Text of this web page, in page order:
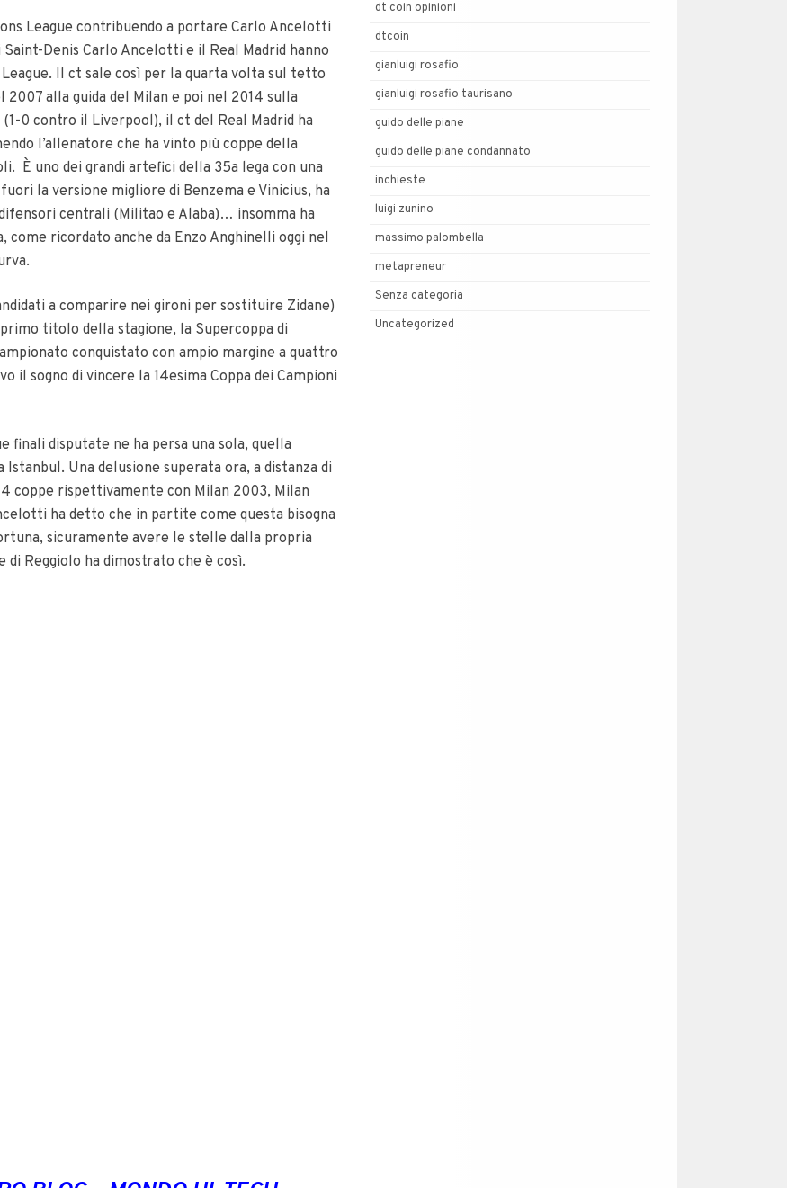
League contribuendo a portare Carlo Ancelotti
Saint-Denis Carlo Ancelotti e il Real Madrid hanno
Il ct sale così per la quarta volta sul tetto
alla guida del Milan e poi nel 2014 sulla
0 contro il Liverpool), il ct del Real Madrid ha
l’allenatore che ha vinto più coppe della
È uno dei grandi artefici della 35a lega con una
la versione migliore di Benzema e Vinicius, ha
centrali (Militao e Alaba)… insomma ha
ricordato anche da Enzo Anghinelli oggi nel
a comparire nei gironi per sostituire Zidane)
titolo della stagione, la Supercoppa di
conquistato con ampio margine a quattro
il sogno di vincere la 14esima Coppa dei Campioni
finali disputate ne ha persa una sola, quella
Una delusione superata ora, a distanza di
coppe rispettivamente con Milan 2003, Milan
ha detto che in partite come questa bisogna
sicuramente avere le stelle dalla propria
Reggiolo ha dimostrato che è così.
dt coin opinioni
dtcoin
gianluigi rosafio
gianluigi rosafio taurisano
guido delle piane
guido delle piane condannato
inchieste
luigi zunino
massimo palombella
metapreneur
Senza categoria
Uncategorized